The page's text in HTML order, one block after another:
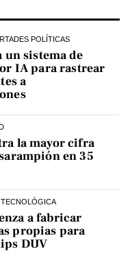
POLÍTICAS
sistema de
IA para rastrear
a
la mayor cifra
en 35
a fabricar
propias para
DUV